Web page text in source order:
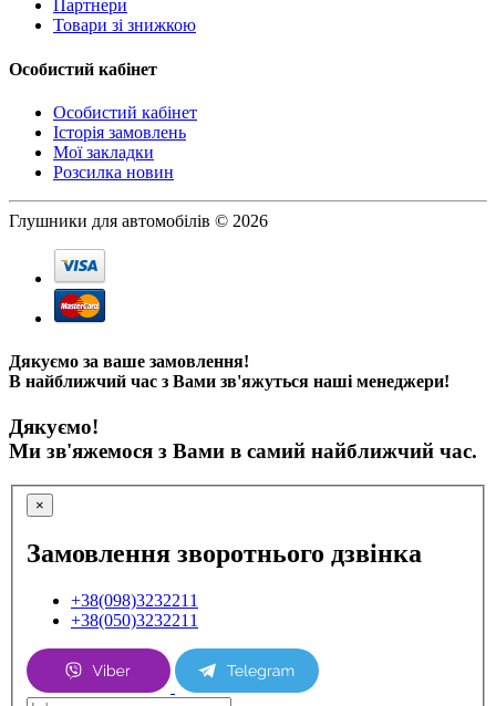
Партнери
Товари зі знижкою
Особистий кабінет
Особистий кабінет
Історія замовлень
Мої закладки
Розсилка новин
Глушники для автомобілів © 2026
Дякуємо за ваше замовлення!
В найближчий час з Вами зв'яжуться наші менеджери!
Дякуємо!
Ми зв'яжемося з Вами в самий найближчий час.
×
Замовлення зворотнього дзвінка
+38(098)3232211
+38(050)3232211